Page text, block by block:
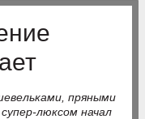
пряными
люксом начал